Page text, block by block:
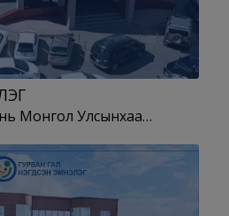
нь Монгол Улсынхаа…